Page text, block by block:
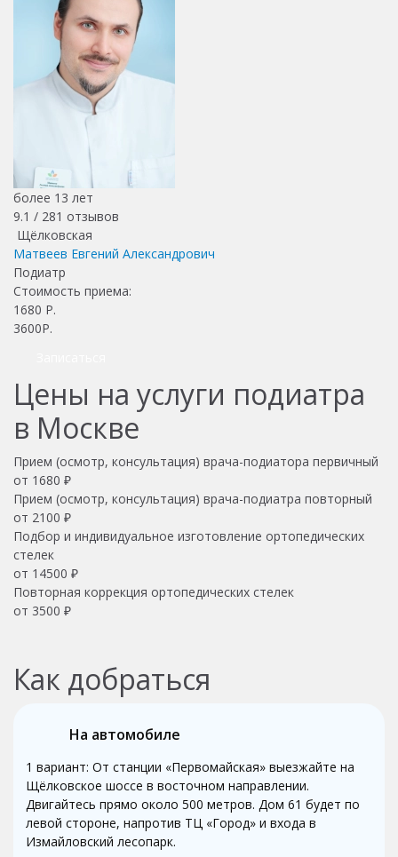
более 13 лет
9.1 / 281 отзывов
Щёлковская
Матвеев Евгений Александрович
Подиатр
Стоимость приема:
1680 Р.
3600Р.
Цены на услуги подиатра
в Москве
Прием (осмотр, консультация) врача-подиатора первичный
от 1680 ₽
Прием (осмотр, консультация) врача-подиатра повторный
от 2100 ₽
Подбор и индивидуальное изготовление ортопедических
стелек
от 14500 ₽
Повторная коррекция ортопедических стелек
от 3500 ₽
Как добраться
На автомобиле
1 вариант: От станции «Первомайская» выезжайте на
Щёлковское шоссе в восточном направлении.
Двигайтесь прямо около 500 метров. Дом 61 будет по
левой стороне, напротив ТЦ «Город» и входа в
Измайловский лесопарк.